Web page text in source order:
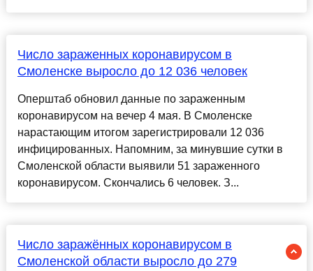
Число зараженных коронавирусом в
Смоленске выросло до 12 036 человек
Оперштаб обновил данные по зараженным
коронавирусом на вечер 4 мая. В Смоленске
нарастающим итогом зарегистрировали 12 036
инфицированных. Напомним, за минувшие сутки в
Смоленской области выявили 51 зараженного
коронавирусом. Скончались 6 человек. З...
Число заражённых коронавирусом в
Смоленской области выросло до 279